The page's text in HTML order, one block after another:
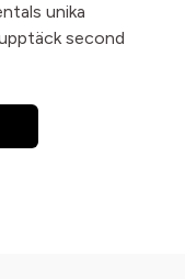
unika
second